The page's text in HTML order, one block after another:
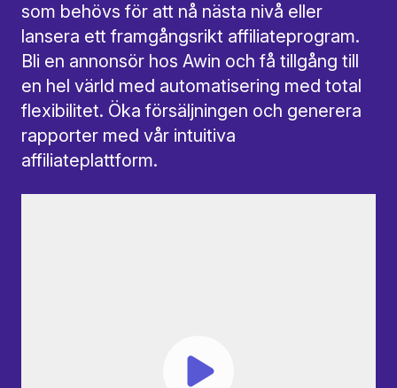
som behövs för att nå nästa nivå eller
lansera ett framgångsrikt affiliateprogram.
Bli en annonsör hos Awin och få tillgång till
en hel värld med automatisering med total
flexibilitet. Öka försäljningen och generera
rapporter med vår intuitiva
affiliateplattform.